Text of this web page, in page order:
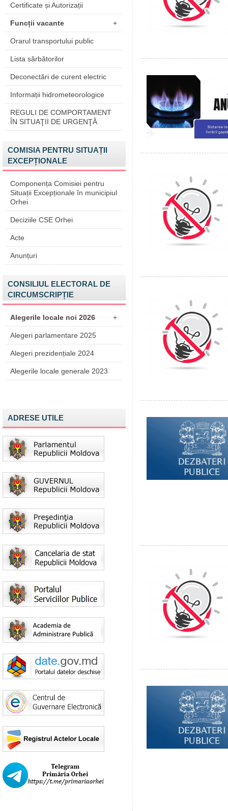
Certificate și Autorizații
Funcții vacante +
Orarul transportului public
Lista sărbătorilor
Deconectări de curent electric
Informații hidrometeorologice
REGULI DE COMPORTAMENT
ÎN SITUAŢII DE URGENŢĂ
COMISIA PENTRU SITUAȚII
EXCEPȚIONALE
Componența Comisiei pentru
Situații Excepționale în municipiul
Orhei
Deciziile CSE Orhei
Acte
Anunțuri
CONSILIUL ELECTORAL DE
CIRCUMSCRIPȚIE
Alegerile locale noi 2026 +
Alegeri parlamentare 2025
Alegeri prezidențiale 2024
Alegerile locale generale 2023
ADRESE UTILE